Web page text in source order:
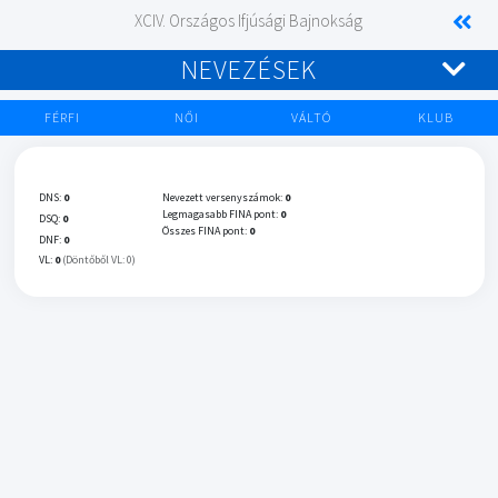
XCIV. Országos Ifjúsági Bajnokság
NEVEZÉSEK
FÉRFI NŐI VÁLTÓ KLUB
DNS: 0
DSQ: 0
DNF: 0
VL: 0 (Döntőből VL: 0)
Nevezett versenyszámok: 0
Legmagasabb FINA pont: 0
Összes FINA pont: 0